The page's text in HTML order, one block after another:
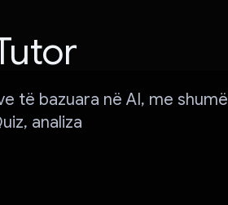
të bazuara në AI, me shumë
analiza